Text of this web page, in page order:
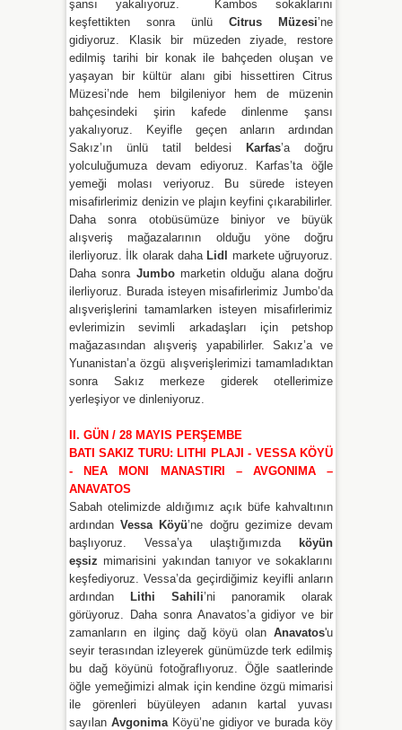
şansı yakalıyoruz. Kambos sokaklarını
keşfettikten sonra ünlü Citrus Müzesi’ne
gidiyoruz. Klasik bir müzeden ziyade, restore
edilmiş tarihi bir konak ile bahçeden oluşan ve
yaşayan bir kültür alanı gibi hissettiren Citrus
Müzesi’nde hem bilgileniyor hem de müzenin
bahçesindeki şirin kafede dinlenme şansı
yakalıyoruz. Keyifle geçen anların ardından
Sakız’ın ünlü tatil beldesi
Karfas’a doğru
yolculuğumuza devam ediyoruz. Karfas’ta öğle
yemeği molası veriyoruz. Bu sürede isteyen
misafirlerimiz denizin ve plajın keyfini çıkarabilirler.
Daha sonra otobüsümüze biniyor ve büyük
alışveriş mağazalarının olduğu yöne doğru
ilerliyoruz. İlk olarak daha Lidl
markete uğruyoruz.
Daha sonra Jumbomarketin olduğu alana doğru
ilerliyoruz. Burada isteyen misafirlerimiz Jumbo’da
alışverişlerini tamamlarken isteyen misafirlerimiz
evlerimizin sevimli arkadaşları için petshop
mağazasından alışveriş yapabilirler. Sakız’a ve
Yunanistan’a özgü alışverişlerimizi tamamladıktan
sonra Sakız merkeze giderek otellerimize
yerleşiyor ve dinleniyoruz.
II. GÜN / 28 MAYIS PERŞEMBE
BATI SAKIZ TURU: LITHI PLAJI - VESSA KÖYÜ
- NEA MONI MANASTIRI – AVGONIMA –
ANAVATOS
Sabah otelimizde aldığımız açık büfe kahvaltının
ardındanVessa Köyü’ne doğru gezimize devam
başlıyoruz. Vessa’ya ulaştığımızda
köyün
eşsiz mimarisini yakından tanıyor ve sokaklarını
keşfediyoruz. Vessa’da geçirdiğimiz keyifli anların
ardından
Lithi Sahili’ni panoramik olarak
görüyoruz. Daha sonra Anavatos’a gidiyor ve bir
zamanların en ilginç dağ köyü olan Anavatos'u
seyir terasından izleyerek günümüzde terk edilmiş
bu dağ köyünü fotoğraflıyoruz. Öğle saatlerinde
öğle yemeğimizi almak için kendine özgü mimarisi
ile görenleri büyüleyen adanın kartal yuvası
sayılan Avgonima Köyü’ne gidiyor ve burada köy